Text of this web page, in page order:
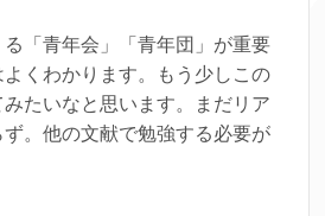
「青年会」「青年団」が重要
くわかります。もう少しこの
たいなと思います。まだリア
。他の文献で勉強する必要が